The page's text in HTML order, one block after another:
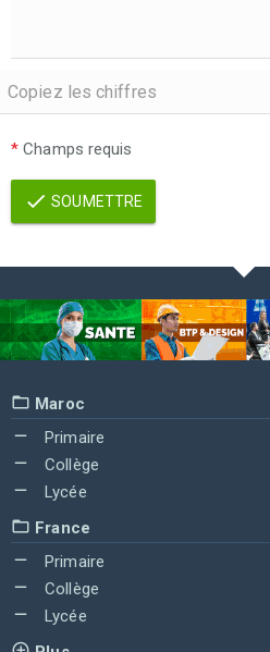
* Champs requis
SOUMETTRE
Maroc
Primaire
Collège
Lycée
France
Primaire
Collège
Lycée